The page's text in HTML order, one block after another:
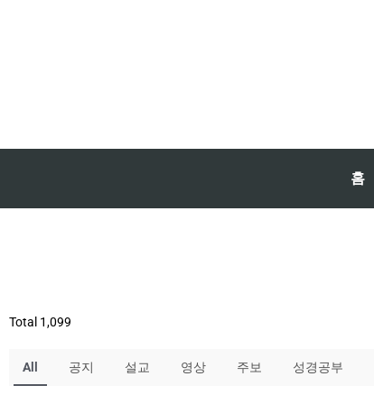
홈
Total 1,099
All 공지 설교 영상 주보 성경공부